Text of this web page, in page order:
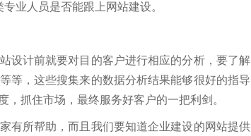
业人员是否能跟上网站建设。
计前就要对目的客户进行相应的分析，要了解
等，这些搜集来的数据分析结果能够很好的指导
抓住市场，最终服务好客户的一把利剑。
所帮助，而且我们要知道企业建设的网站提供